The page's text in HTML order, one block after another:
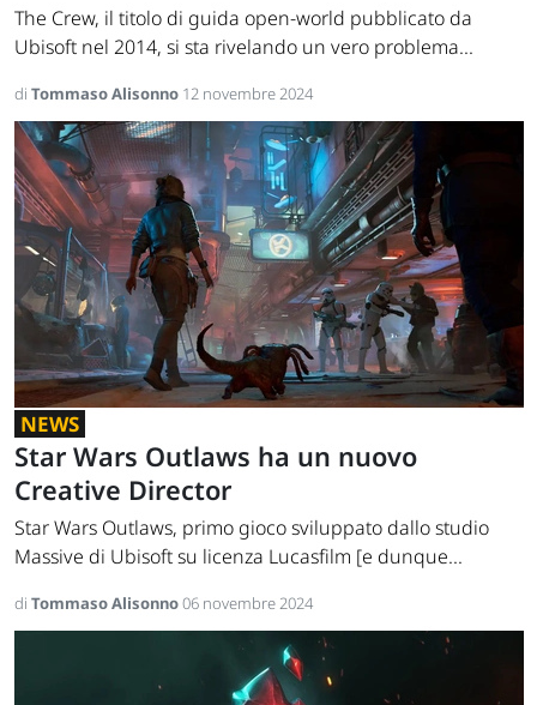
The Crew, il titolo di guida open-world pubblicato da
Ubisoft nel 2014, si sta rivelando un vero problema...
di Tommaso Alisonno 12 novembre 2024
NEWS
Star Wars Outlaws ha un nuovo
Creative Director
Star Wars Outlaws, primo gioco sviluppato dallo studio
Massive di Ubisoft su licenza Lucasfilm [e dunque...
di Tommaso Alisonno06 novembre 2024